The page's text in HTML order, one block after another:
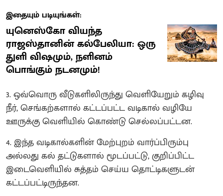
இதையும் படியுங்கள்:
யுனெஸ்கோ வியந்த
ராஜஸ்தானின் கல்பேலியா: ஒரு
துளி விஷமும், நளினம்
பொங்கும் நடனமும்!
3. ஒவ்வொரு வீடுகளிலிருந்து வெளியேறும் கழிவு
நீர், செங்கற்களால் கட்டப்பட்ட வடிகால் வழியே
ஊருக்கு வெளியில் கொண்டு செல்லப்பட்டன.
4. இந்த வடிகால்களின் மேற்புறம் வார்ப்பிரும்பு
அல்லது கல் தட்டுகளால் மூடப்பட்டு, குறிப்பிட்ட
இடைவெளியில் சுத்தம் செய்ய தொட்டிகளுடன்
கட்டப்பட்டிருந்தன.